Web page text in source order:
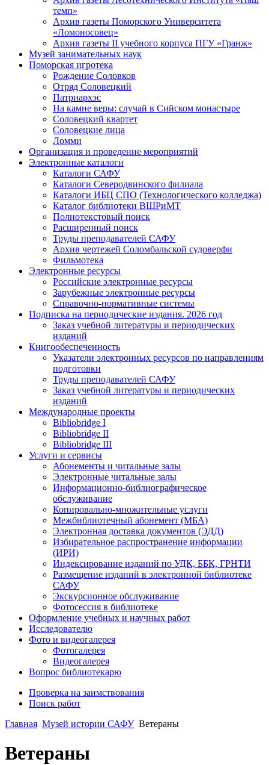
темп»
Архив газеты Поморского Университета
«Ломоносовец»
Архив газеты II учебного корпуса ПГУ «Гранж»
Музей занимательных наук
Поморская игротека
Рождение Соловков
Отряд Соловецкий
Патриархэс
На камне веры: случай в Сийском монастыре
Соловецкий квартет
Соловецкие лица
Ломми
Организация и проведение мероприятий
Электронные каталоги
Каталоги САФУ
Каталоги Северодвинского филиала
Каталоги ИБЦ СПО (Технологического колледжа)
Каталог библиотеки ВШРиМТ
Полнотекстовый поиск
Расширенный поиск
Труды преподавателей САФУ
Архив чертежей Соломбальской судоверфи
Фильмотека
Электронные ресурсы
Российские электронные ресурсы
Зарубежные электронные ресурсы
Справочно-нормативные системы
Подписка на периодические издания. 2026 год
Заказ учебной литературы и периодических
изданий
Книгообеспеченность
Указатели электронных ресурсов по направлениям
подготовки
Труды преподавателей САФУ
Заказ учебной литературы и периодических
изданий
Международные проекты
Bibliobridge I
Bibliobridge II
Bibliobridge III
Услуги и сервисы
Абонементы и читальные залы
Электронные читальные залы
Информационно-библиографическое
обслуживание
Копировально-множительные услуги
Межбиблиотечный абонемент (МБА)
Электронная доставка документов (ЭДД)
Избирательное распространение информации
(ИРИ)
Индексирование изданий по УДК, ББК, ГРНТИ
Размещение изданий в электронной библиотеке
САФУ
Экскурсионное обслуживание
Фотосессия в библиотеке
Оформление учебных и научных работ
Исследователю
Фото и видеогалерея
Фотогалерея
Видеогалерея
Вопрос библиотекарю
Проверка на заимствования
Поиск работ
Главная Музей истории САФУ Ветераны
Ветераны